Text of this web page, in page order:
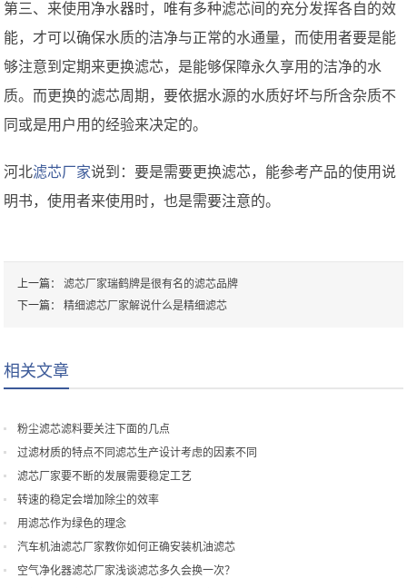
第三、来使用净水器时，唯有多种滤芯间的充分发挥各自的效
能，才可以确保水质的洁净与正常的水通量，而使用者要是能
够注意到定期来更换滤芯，是能够保障永久享用的洁净的水
质。而更换的滤芯周期，要依据水源的水质好坏与所含杂质不
同或是用户用的经验来决定的。
河北滤芯厂家说到：要是需要更换滤芯，能参考产品的使用说
明书，使用者来使用时，也是需要注意的。
上一篇：滤芯厂家瑞鹤牌是很有名的滤芯品牌
下一篇：精细滤芯厂家解说什么是精细滤芯
相关文章
粉尘滤芯滤料要关注下面的几点
过滤材质的特点不同滤芯生产设计考虑的因素不同
滤芯厂家要不断的发展需要稳定工艺
转速的稳定会增加除尘的效率
用滤芯作为绿色的理念
汽车机油滤芯厂家教你如何正确安装机油滤芯
空气净化器滤芯厂家浅谈滤芯多久会换一次？